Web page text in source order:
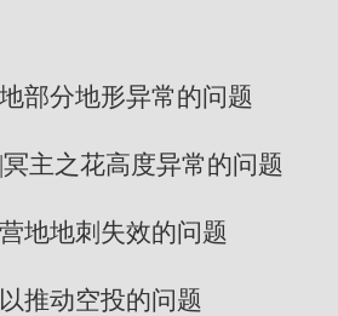
部分地形异常的问题
冥主之花高度异常的问题
地地刺失效的问题
推动空投的问题